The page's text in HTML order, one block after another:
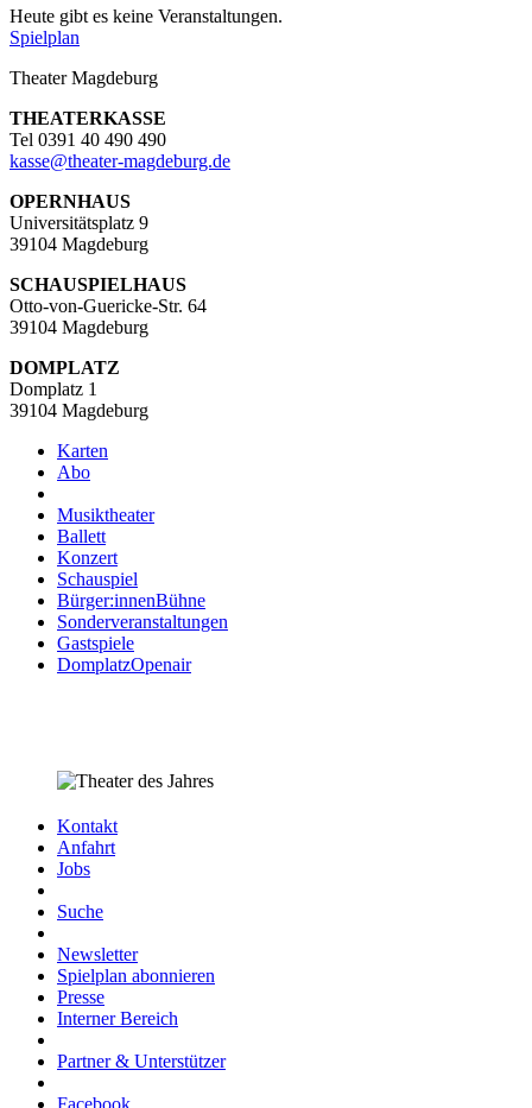
Heute gibt es keine Veranstaltungen.
Spielplan
Theater Magdeburg
THEATERKASSE
Tel 0391 40 490 490
kasse@theater-magdeburg.de
OPERNHAUS
Universitätsplatz 9
39104 Magdeburg
SCHAUSPIELHAUS
Otto-von-Guericke-Str. 64
39104 Magdeburg
DOMPLATZ
Domplatz 1
39104 Magdeburg
Karten
Abo
Musiktheater
Ballett
Konzert
Schauspiel
Bürger:innenBühne
Sonderveranstaltungen
Gastspiele
DomplatzOpenair
Kontakt
Anfahrt
Jobs
Suche
Newsletter
Spielplan abonnieren
Presse
Interner Bereich
Partner & Unterstützer
Facebook